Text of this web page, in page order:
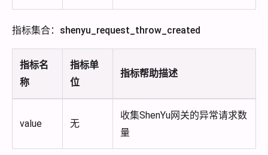
指标集合：shenyu_request_throw_created
指标名
称
指标单
位
指标帮助描述
value 无
收集ShenYu网关的异常请求数
量